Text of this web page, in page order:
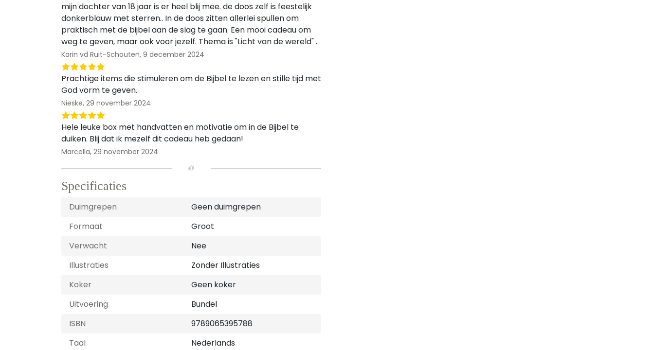
mijn dochter van 18 jaar is er heel blij mee. de doos zelf is feestelijk
donkerblauw met sterren.. In de doos zitten allerlei spullen om
praktisch met de bijbel aan de slag te gaan. Een mooi cadeau om
weg te geven, maar ook voor jezelf. Thema is "Licht van de wereld" .
Karin vd Ruit-Schouten, 9 december 2024
Prachtige items die stimuleren om de Bijbel te lezen en stille tijd met
God vorm te geven.
Nieske, 29 november 2024
Hele leuke box met handvatten en motivatie om in de Bijbel te
duiken. Blij dat ik mezelf dit cadeau heb gedaan!
Marcella, 29 november 2024
Specificaties
Duimgrepen
Geen duimgrepen
Formaat
Groot
Verwacht
Nee
Illustraties
Zonder Illustraties
Koker
Geen koker
Uitvoering
Bundel
ISBN
9789065395788
Taal
Nederlands